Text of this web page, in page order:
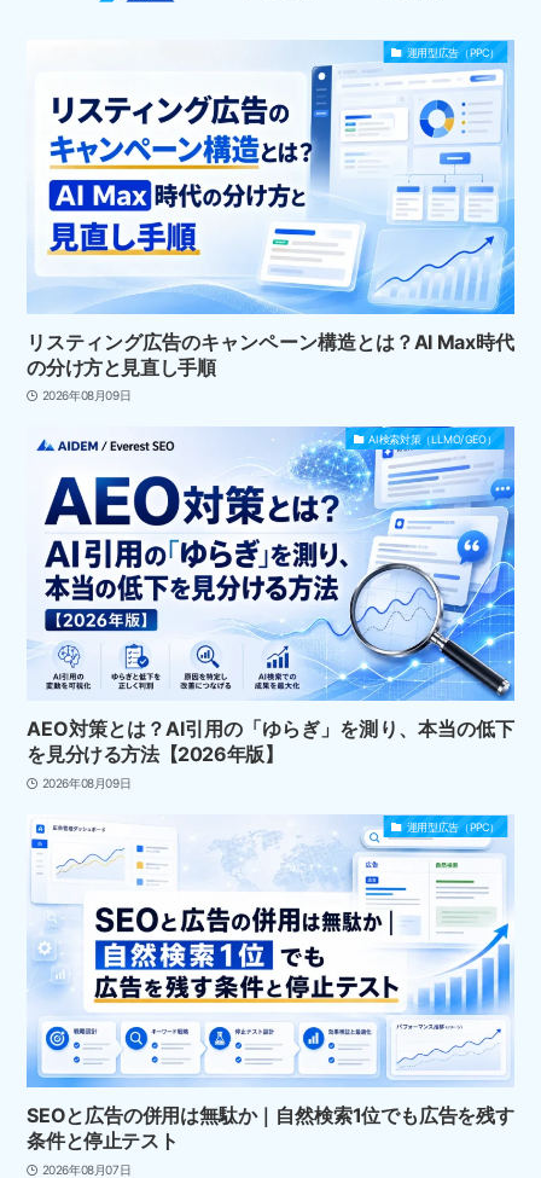
運用型広告（PPC）
リスティング広告のキャンペーン構造とは？AI Max時代
の分け方と見直し手順
2026年08月09日
AI検索対策（LLMO/GEO）
AEO対策とは？AI引用の「ゆらぎ」を測り、本当の低下
を見分ける方法【2026年版】
2026年08月09日
運用型広告（PPC）
SEOと広告の併用は無駄か｜自然検索1位でも広告を残す
条件と停止テスト
2026年08月07日